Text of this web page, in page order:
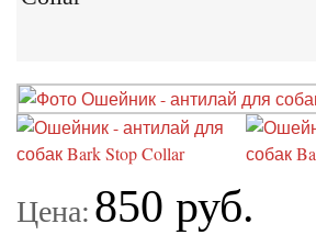
Цена: 850 руб.